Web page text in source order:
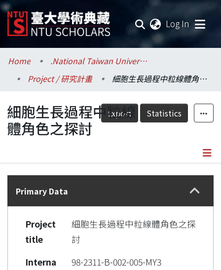
Log In
Communities & Collections
Research Outputs
Fundings & Projects
Researchers
Statistics
Home
.National Taiwan University / 國立臺灣大學
Project / 研究計畫
細胞生長過程中粒線體角色之探討
Export Statistics
細胞生長過程中粒線
體角色之探討
Details
Primary Data
Project
title
細胞生長過程中粒線體角色之探
討
Interna
98-2311-B-002-005-MY3